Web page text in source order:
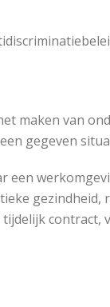
maken van
gegeven
een